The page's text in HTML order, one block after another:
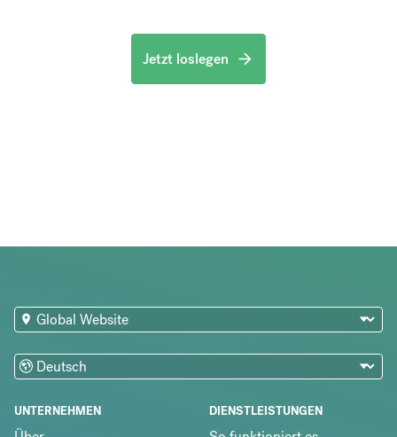
Jetzt loslegen
UNTERNEHMEN DIENSTLEISTUNGEN